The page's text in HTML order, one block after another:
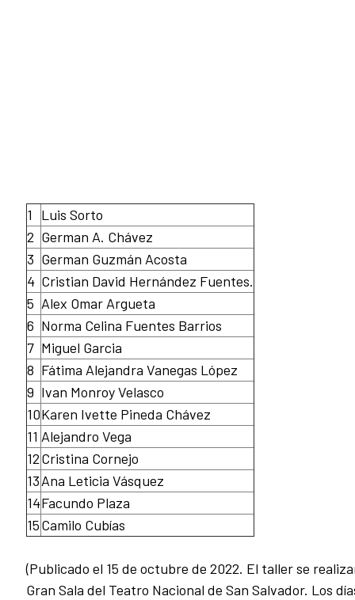
1
Luis Sorto
2 German A. Chávez
3 German Guzmán Acosta
4 Cristian David Hernández Fuentes.
5 Alex Omar Argueta
6 Norma Celina Fuentes Barrios
7 Miguel Garcia
8 Fátima Alejandra Vanegas López
9 Ivan Monroy Velasco
10Karen Ivette Pineda Chávez
11 Alejandro Vega
12Cristina Cornejo
13Ana Leticia Vásquez
14Facundo Plaza
15Camilo Cubías
(Publicado el 15 de octubre de 2022. El taller se
Gran Sala del Teatro Nacional de San Salvador. Los